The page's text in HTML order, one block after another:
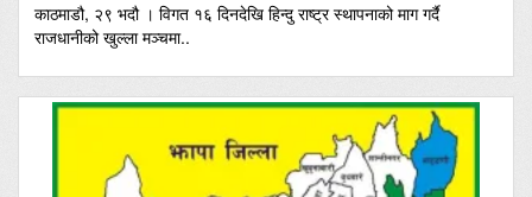
काठमाडौ, २९ भदौ । विगत १६ दिनदेखि हिन्दु राष्ट्र स्थापनाको माग गर्दै
राजधानीको खुल्ला मञ्चमा..